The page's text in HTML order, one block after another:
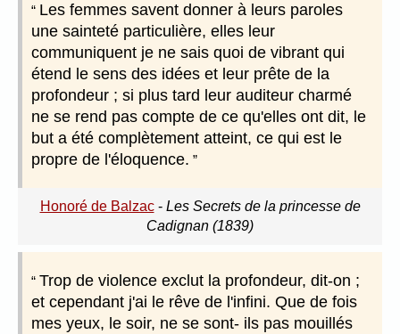
Les femmes savent donner à leurs paroles
une sainteté particulière, elles leur
communiquent je ne sais quoi de vibrant qui
étend le sens des idées et leur prête de la
profondeur ; si plus tard leur auditeur charmé
ne se rend pas compte de ce qu'elles ont dit, le
but a été complètement atteint, ce qui est le
propre de l'éloquence.
Honoré de Balzac- Les Secrets de la princesse de
Cadignan (1839)
Trop de violence exclut la profondeur, dit-on ;
et cependant j'ai le rêve de l'infini. Que de fois
mes yeux, le soir, ne se sont- ils pas mouillés